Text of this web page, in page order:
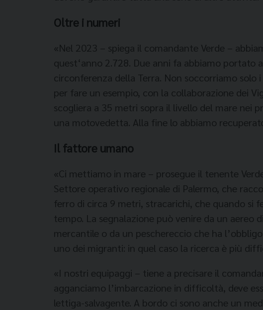
Oltre i numeri
«Nel 2023 – spiega il comandante Verde –
quest‘anno 2.728. Due anni fa abbiamo
circonferenza della Terra. Non soccorriamo
per fare un esempio, con la collaborazione dei
scogliera a 35 metri sopra il livello del mare nei
una motovedetta. Alla fine lo abbiamo
Il fattore umano
«Ci mettiamo in mare – prosegue il tenente
Settore operativo regionale di Palermo, che
ferro di circa 9 metri, stracarichi, che quando si
tempo. La segnalazione può venire da un aereo
mercantile o da un peschereccio che ha
uno dei migranti: in quel caso la ricerca è più
«I nostri equipaggi – tiene a precisare il
agganciamo l’imbarcazione in difficoltà, deve
lettiga-salvagente. A bordo ci sono anche un